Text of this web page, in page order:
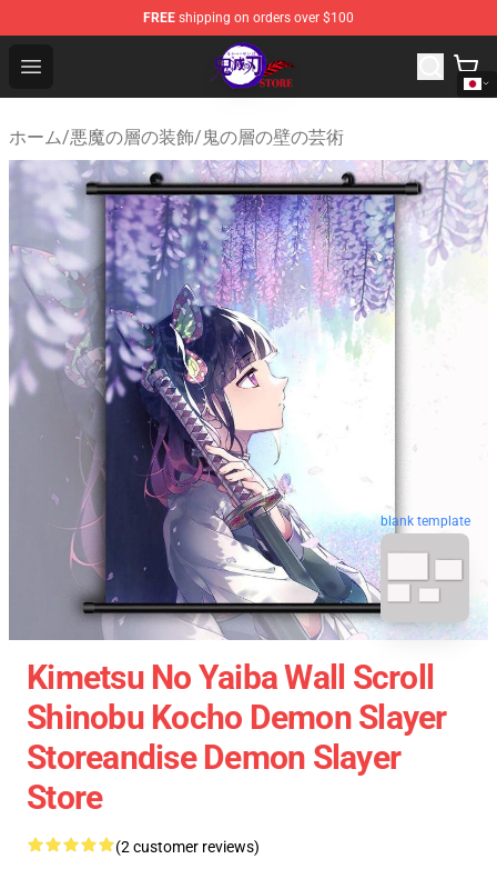
FREE shipping on orders over $100
Open menu
Kimetsu no Yaiba Store - Official Kimetsu no Yaiba
ホーム/悪魔の層の装飾/鬼の層の壁の芸術
blank template
Kimetsu No Yaiba Wall Scroll
Shinobu Kocho Demon Slayer
Storeandise Demon Slayer
Store
(2 customer reviews)